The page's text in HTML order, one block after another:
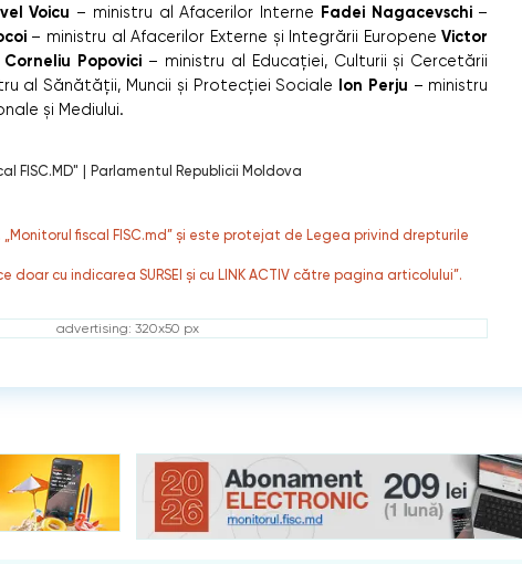
Voicu – ministru al Afacerilor Interne Fadei Nagacevschi–
– ministru al Afacerilor Externe și Integrării EuropeneVictor
Corneliu Popovici– ministru al Educației, Culturii și Cercetării
al Sănătății, Muncii și Protecției Sociale Ion Perju – ministru
și Mediului.
FISC.MD" | Parlamentul Republicii Moldova
„Monitorul fiscal FISC.md” și este protejat de Legea privind drepturile
cu indicarea SURSEI și cu LINK ACTIV către pagina articolului”.
advertising: 320x50 px